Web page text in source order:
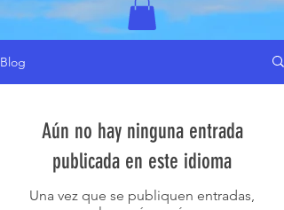
Blog
Aún no hay ninguna entrada
publicada en este idioma
Una vez que se publiquen entradas,